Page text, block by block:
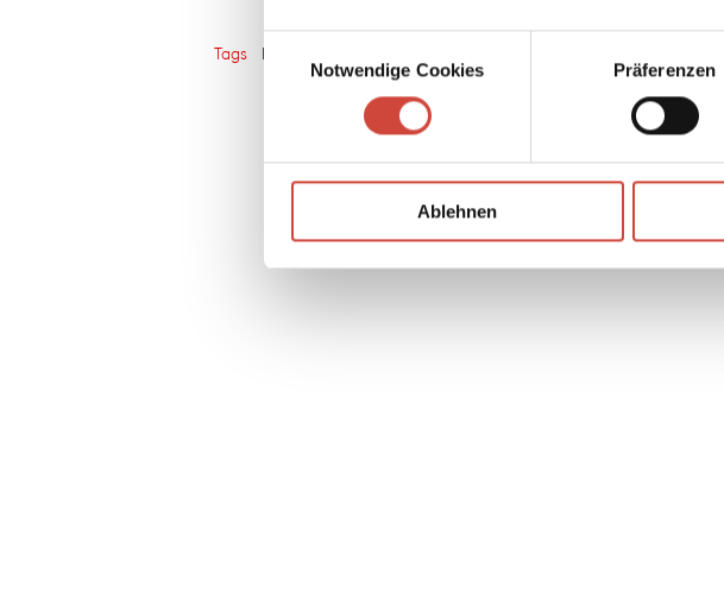
Einwilligungsauswahl
Notwendige Cookies
Präferenzen
Ablehnen
Tags New York